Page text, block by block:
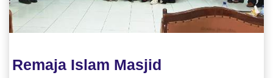
Remaja Islam Masjid